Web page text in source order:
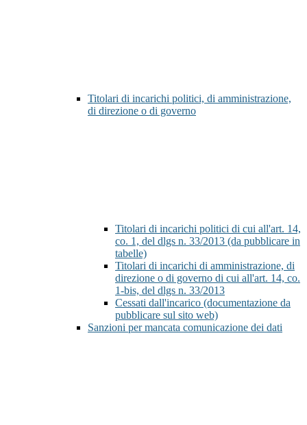
Titolari di incarichi politici, di amministrazione,
di direzione o di governo
Titolari di incarichi politici di cui all'art. 14,
co. 1, del dlgs n. 33/2013 (da pubblicare in
tabelle)
Titolari di incarichi di amministrazione, di
direzione o di governo di cui all'art. 14, co.
1-bis, del dlgs n. 33/2013
Cessati dall'incarico (documentazione da
pubblicare sul sito web)
Sanzioni per mancata comunicazione dei dati